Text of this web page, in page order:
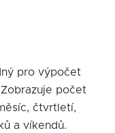
pro výpočet
počet
čtvrtletí,
a víkendů.